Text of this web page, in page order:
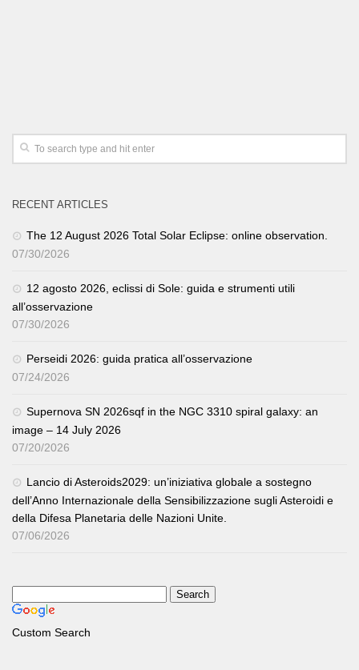
RECENT ARTICLES
The 12 August 2026 Total Solar Eclipse: online observation.
07/30/2026
12 agosto 2026, eclissi di Sole: guida e strumenti utili
all’osservazione
07/30/2026
Perseidi 2026: guida pratica all’osservazione
07/24/2026
Supernova SN 2026sqf in the NGC 3310 spiral galaxy: an
image – 14 July 2026
07/20/2026
Lancio di Asteroids2029: un’iniziativa globale a sostegno
dell’Anno Internazionale della Sensibilizzazione sugli Asteroidi e
della Difesa Planetaria delle Nazioni Unite.
07/06/2026
Custom Search